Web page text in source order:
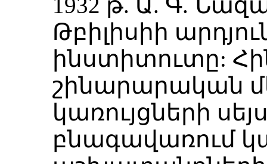
1932 թ. Ա. Գ.
Թբիլիսիի
ինստիտուտը:
շինարարական
կառույցների
բնագավառում